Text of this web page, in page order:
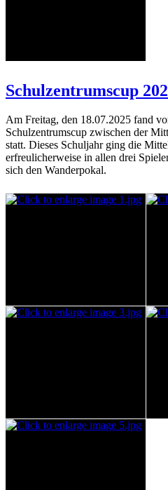
Schulzentrumscup
Am Freitag, den 18.07.2025 fand
Schulzentrumscup zwischen der
statt. Dieses Schuljahr ging die
erfreulicherweise in allen drei
sich den Wanderpokal.